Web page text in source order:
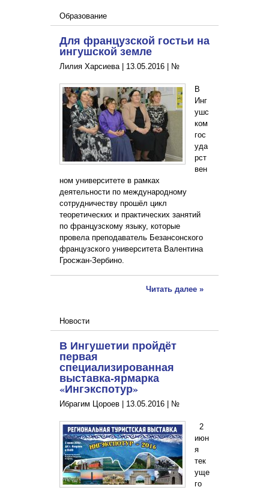
Образование
Для французской гостьи на
ингушской земле
Лилия Харсиева | 13.05.2016 №
В
Инг
ушс
ком
гос
уда
рст
вен
ном университете в рамках
деятельности по международному
сотрудничеству прошёл цикл
теоретических и практических занятий
по французскому языку, которые
провела преподаватель Безансонского
французского университета Валентина
Гросжан-Зербино.
Читать далее »
Новости
В Ингушетии пройдёт
первая
специализированная
выставка-ярмарка
«Ингэкспотур»
Ибрагим Цороев | 13.05.2016 №
2
июн
я
тек
уще
го